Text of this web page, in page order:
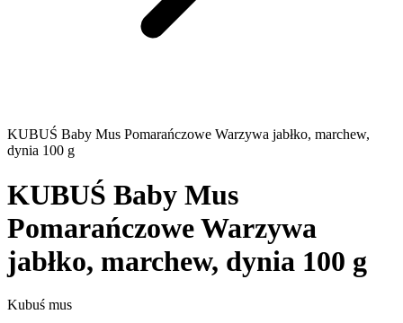
KUBUŚ Baby Mus Pomarańczowe Warzywa jabłko, marchew,
dynia 100 g
KUBUŚ Baby Mus
Pomarańczowe Warzywa
jabłko, marchew, dynia 100 g
Kubuś mus